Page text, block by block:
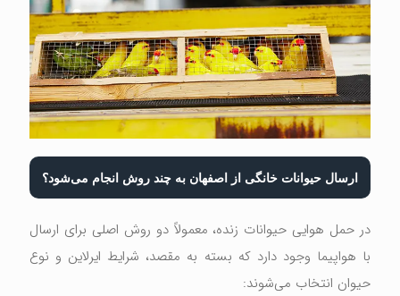
ارسال حیوانات خانگی از اصفهان به چند روش انجام می‌شود؟
در حمل هوایی حیوانات زنده، معمولاً دو روش اصلی برای ارسال
با هواپیما وجود دارد که بسته به مقصد، شرایط ایرلاین و نوع
حیوان انتخاب می‌شوند: